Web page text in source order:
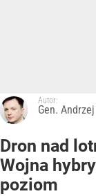
Autor:
Gen.
Dron nad
Wojna
poziom